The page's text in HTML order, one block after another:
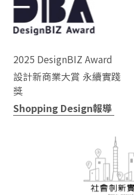
2025 DesignBIZ Award
設計新商業大賞 永續實踐
獎
Shopping Design報導